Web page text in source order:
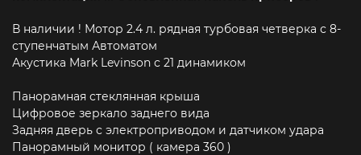
В наличии ! Мотор 2.4 л. рядная турбовая четверка с 8-
ступенчатым Автоматом
Акустика Mark Levinson с 21 динамиком
Панорамная стеклянная крыша
Цифровое зеркало заднего вида
Задняя дверь с электроприводом и датчиком удара
Панорамный монитор ( камера 360 )